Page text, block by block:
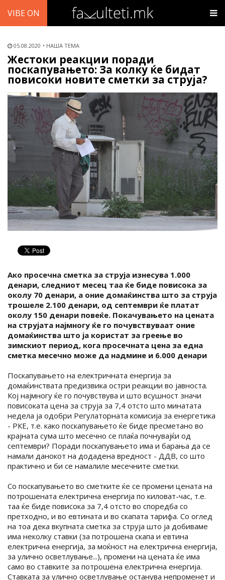
VIBE ON
05.08.2020 НАША ТЕМА
Жестоки реакции поради
поскапувањето: За колку ќе бидат
повисоки новите сметки за струја?
Ако просечна сметка за струја изнесува 1.000
денари, следниот месец таа ќе биде повисока за
околу 70 денари, а оние домаќинства што за струја
трошеле 2.100 денари, од септември ќе платат
околу 150 денари повеќе. Покачувањето на цената
на струјата најмногу ќе го почувствуваат оние
домаќинства што ја користат за греење во
зимскиот период, кога просечната цена за една
сметка месечно може да надмине и 6.000 денари
Поскапувањето на електричната енергија за
домаќинствата предизвика остри реакции во јавноста.
Кој најмногу ќе го почувствува и што всушност значи
повисоката цена за струја за 7,4 отсто што минатата
недела ја одобри Регулаторната комисија за енергетика
- РКЕ, т.е. како поскапувањето ќе биде пресметано во
крајната сума што месечно се плаќа почнувајќи од
септември? Поради поскапувањето има и барања да се
намали данокот на додадена вредност - ДДВ, со што
практично и би се намалиле месечните сметки.
Со поскапувањето во сметките ќе се промени цената на
потрошената електрична енергија по киловат-час, т.е.
таа ќе биде повисока за 7,4 отсто во споредба со
претходно, и во евтината и во скапата тарифа. Со оглед
на тоа дека вкупната сметка за струја што ја добиваме
има неколку ставки (за потрошена скапа и евтина
електрична енергија, за моќност на електрична енергија,
за улично осветлување...), промени на цената ќе има
само во ставките за потрошена електрична енергија.
Ставката за улично осветлување останува непроменет и